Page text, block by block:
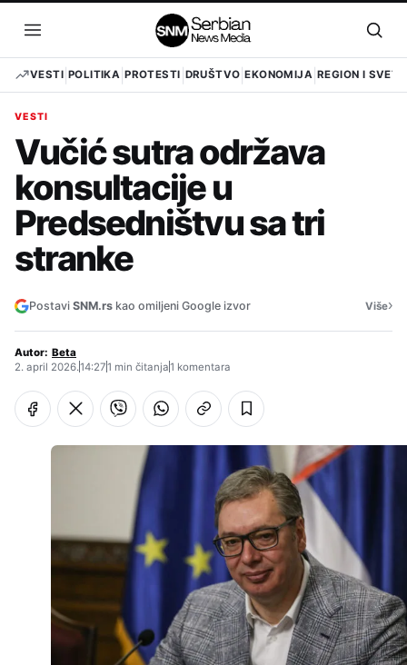
sadržaj
Otvori
meni
VESTI POLITIKA PROTESTI DRUŠTVO EKONOMIJA REGION I SVET
VESTI
Vučić sutra održava
konsultacije u
Predsedništvu sa tri
stranke
Postavi SNM.rs kao omiljeni Google izvor Više›
Autor: Beta
2. april 2026.14:271 min čitanja1 komentara